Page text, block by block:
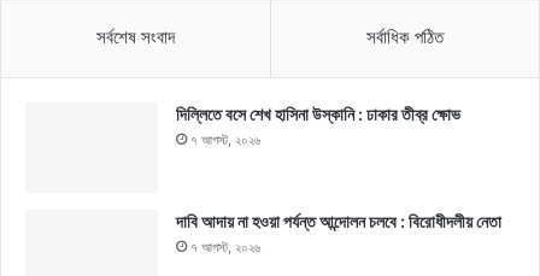
সর্বশেষ সংবাদ সর্বাধিক পঠিত
দিল্লিতে বসে শেখ হাসিনা উস্কানি : ঢাকার তীব্র ক্ষোভ
৭ আগস্ট, ২০২৬
দাবি আদায় না হওয়া পর্যন্ত আন্দোলন চলবে : বিরোধীদলীয় নেতা
৭ আগস্ট, ২০২৬